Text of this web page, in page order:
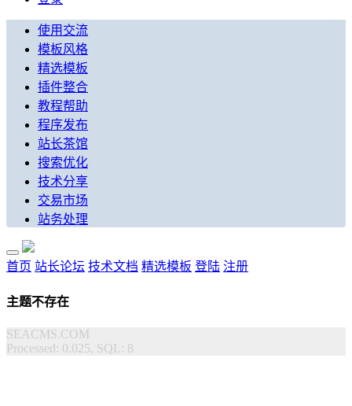
使用交流
模板风格
精选模板
插件整合
教程帮助
程序发布
站长茶馆
搜索优化
技术分享
交易市场
站务处理
首页 站长论坛 技术文档 精选模板 登陆 注册
主题不存在
SEACMS.COM
Processed: 0.025, SQL: 8